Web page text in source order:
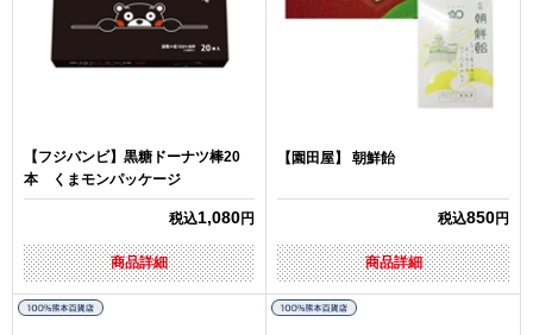
【フジバンビ】黒糖ドーナツ棒20
本 くまモンパッケージ
税込1,080円
商品詳細
【園田屋】 朝鮮飴
税込850円
商品詳細